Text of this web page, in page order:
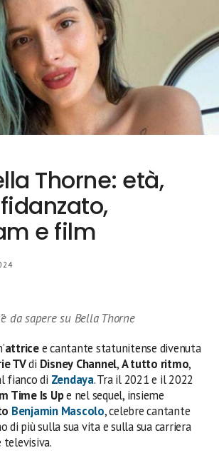
Thorne: età,
e film
da sapere su Bella Thorne
attricee cantante statunitense divenuta
TVdi Disney Channel,A tutto ritmo,
fianco di Zendaya. Tra il 2021 e il 2022
Time Is Upe nel sequel, insieme
Benjamin Mascolo, celebre cantante
di più sulla sua vita e sulla sua carriera